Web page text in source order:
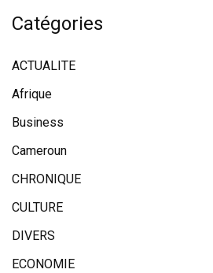
Catégories
ACTUALITE
Afrique
Business
Cameroun
CHRONIQUE
CULTURE
DIVERS
ECONOMIE